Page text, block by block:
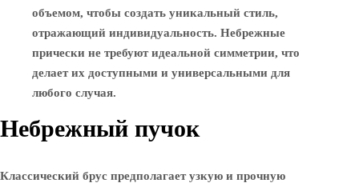
объемом, чтобы создать уникальный стиль,
отражающий индивидуальность. Небрежные
прически не требуют идеальной симметрии, что
делает их доступными и универсальными для
любого случая.
Небрежный пучок
Классический брус предполагает узкую и прочную